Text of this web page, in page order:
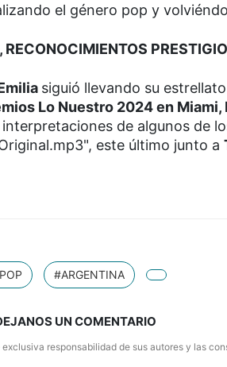
el género pop y
RECONOCIMIENTOS
siguió llevando su
Lo Nuestro 2024 en
de algunos de
este último junto a
#ARGENTINA
UN COMENTARIO
responsabilidad de sus autores y las